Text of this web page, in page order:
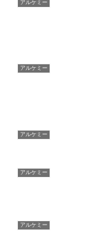
アルケミー
アルケミー
アルケミー
アルケミー
アルケミー